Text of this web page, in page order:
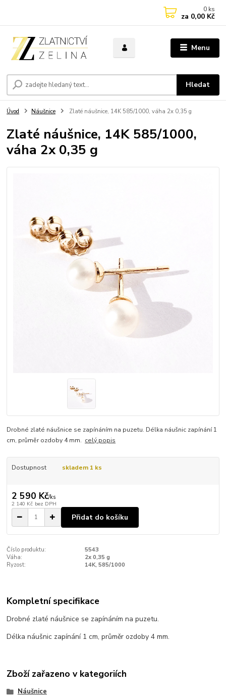
Menu
Hledat
0 ks
za 0,00 Kč
Úvod Náušnice Zlaté náušnice, 14K 585/1000, váha 2x 0,35 g
Zlaté náušnice, 14K 585/1000,
váha 2x 0,35 g
Drobné zlaté náušnice se zapínáním na puzetu. Délka náušnic zapínání 1
cm, průměr ozdoby 4 mm. celý popis
Dostupnost skladem 1 ks
2 590 Kč/ks
2 140 Kč bez DPH
Přidat do košíku
Číslo produktu:
5543
Váha:
2x 0,35 g
Ryzost:
14K, 585/1000
Kompletní specifikace
Drobné zlaté náušnice se zapínáním na puzetu.
Délka náušnic zapínání 1 cm, průměr ozdoby 4 mm.
Zboží zařazeno v kategoriích
Náušnice